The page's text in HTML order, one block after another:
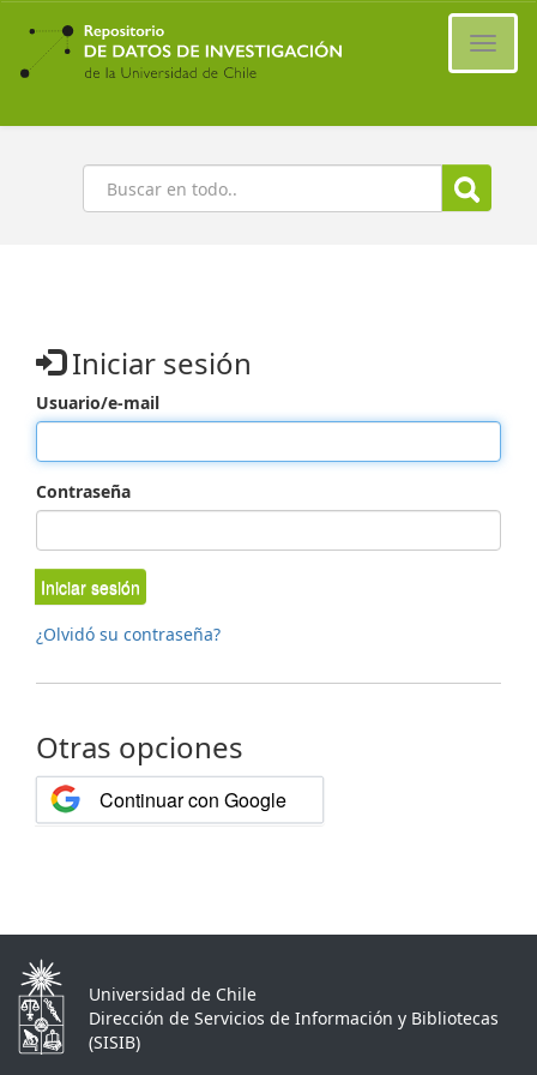
Ir
contenido
principal
Buscar
Iniciar sesión
Usuario/e-mail
Contraseña
Iniciar sesión
¿Olvidó su contraseña?
Otras opciones
Continuar con Google
Universidad de Chile
Dirección de Servicios de Información y Bibliotecas
(SISIB)